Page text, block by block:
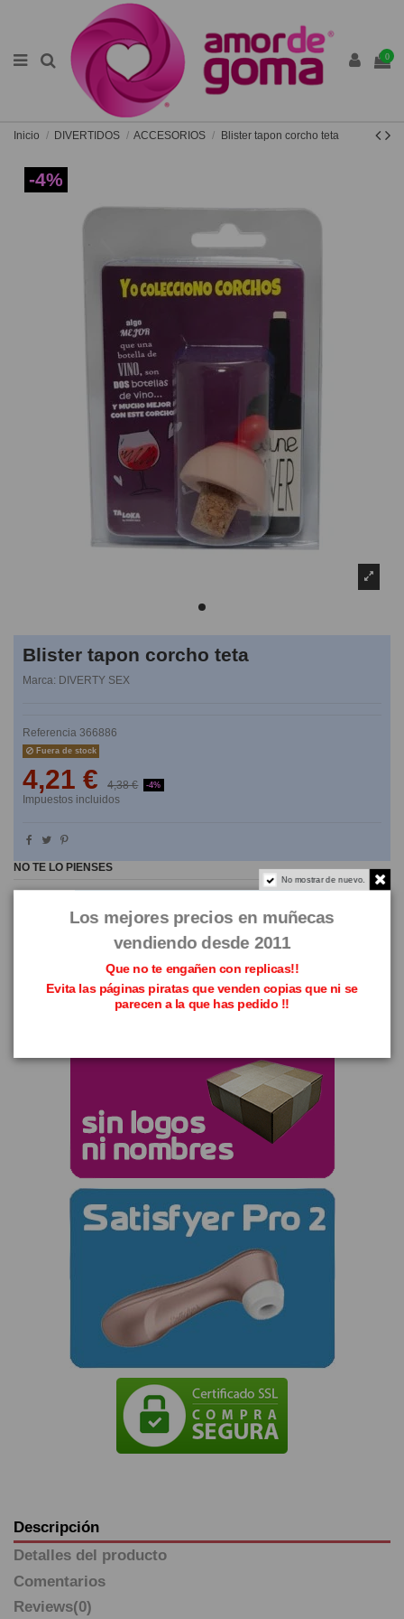
0
Inicio DIVERTIDOS ACCESORIOS Blister tapon corcho teta
-4%
Blister tapon corcho teta
Marca: DIVERTY SEX
Referencia 366886
Fuera de stock
4,21 € 4,38 € -4%
Impuestos incluidos
NO TE LO PIENSES
Descripción
Detalles del producto
Comentarios
Reviews(0)
No mostrar de nuevo.
Los mejores precios en muñecas
vendiendo desde 2011
Que no te engañen con replicas!!
Evita las páginas piratas que venden copias que ni se
parecen a la que has pedido !!